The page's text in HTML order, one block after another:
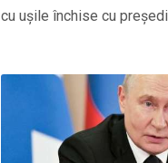
cu ușile închise cu